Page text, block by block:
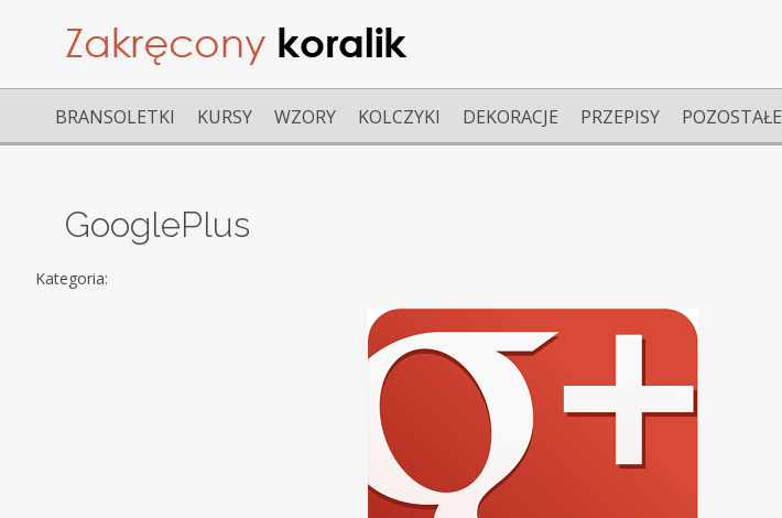
BRANSOLETKI KURSY WZORY KOLCZYKI DEKORACJE PRZEPISY POZOSTAŁE
GooglePlus
Kategoria: